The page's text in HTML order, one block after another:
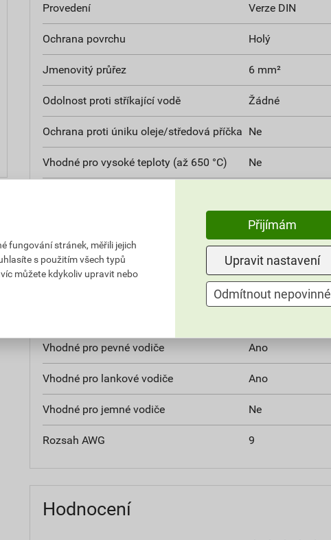
Provedení Verze DIN
Ochrana povrchu Holý
Jmenovitý průřez 6 mm²
Odolnost proti stříkající vodě Žádné
Ochrana proti úniku oleje/středová příčka Ne
Vhodné pro vysoké teploty (až 650 °C) Ne
Ano
Vhodné pro ploché vodiče Ne
Ne
Vhodné pro pevné vodiče Ano
Vhodné pro lankové vodiče Ano
Vhodné pro jemné vodiče Ne
Rozsah AWG 9
Hodnocení
fungování stránek, měřili jejich
s použitím všech typů
můžete kdykoliv upravit nebo
Přijímám
Upravit nastavení
Odmítnout nepovinné